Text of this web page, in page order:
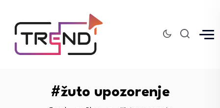
#žuto upozorenje